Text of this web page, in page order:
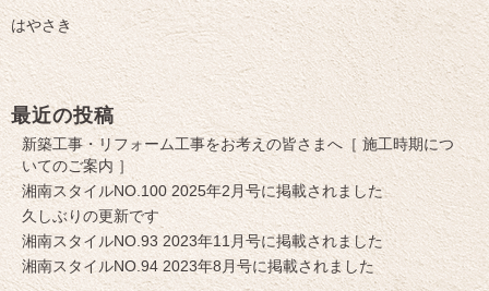
はやさき
最近の投稿
新築工事・リフォーム工事をお考えの皆さまへ［ 施工時期につ
いてのご案内 ］
湘南スタイルNO.100 2025年2月号に掲載されました
久しぶりの更新です
湘南スタイルNO.93 2023年11月号に掲載されました
湘南スタイルNO.94 2023年8月号に掲載されました